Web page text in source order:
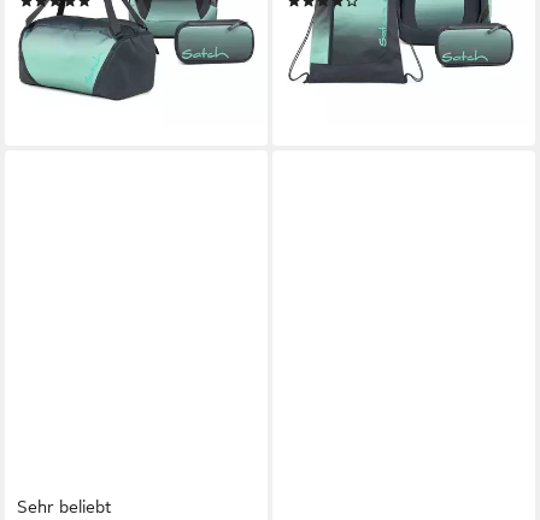
183,99 € UVP209,97 €
-12%
lieferbar - in 2-3 Werktagen bei dir
134,99 € UVP 149,97 €
-10%
lieferbar - in 2-3 Werktagen bei dir
Sehr beliebt